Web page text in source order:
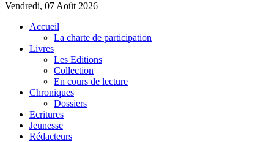
Vendredi, 07 Août 2026
Accueil
La charte de participation
Livres
Les Editions
Collection
En cours de lecture
Chroniques
Dossiers
Ecritures
Jeunesse
Rédacteurs